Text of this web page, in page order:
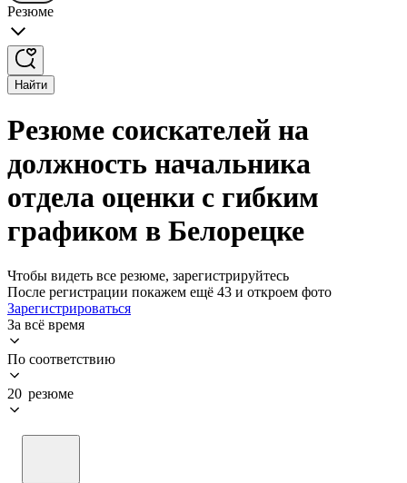
Резюме
Найти
Резюме соискателей на
должность начальника
отдела оценки с гибким
графиком в Белорецке
Чтобы видеть все резюме, зарегистрируйтесь
После регистрации покажем ещё 43 и откроем фото
Зарегистрироваться
За всё время
По соответствию
20 резюме